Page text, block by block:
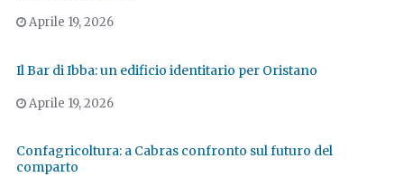
Aprile 19, 2026
Il Bar di Ibba: un edificio identitario per Oristano
Aprile 19, 2026
Confagricoltura: a Cabras confronto sul futuro del
comparto